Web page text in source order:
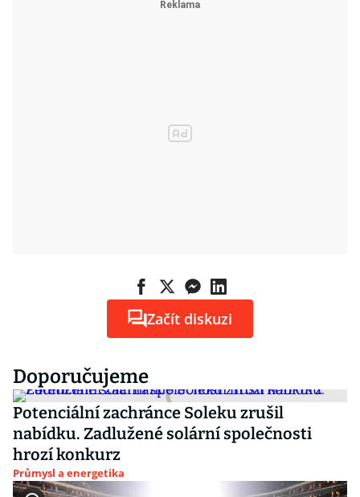
Začít diskuzi
Doporučujeme
Potenciální zachránce Soleku zrušil
nabídku. Zadlužené solární společnosti
hrozí konkurz
Průmysl a energetika